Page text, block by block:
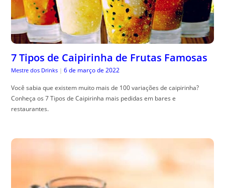
7 Tipos de Caipirinha de Frutas Famosas
Mestre dos Drinks | 6 de março de 2022
Você sabia que existem muito mais de 100 variações de caipirinha?
Conheça os 7 Tipos de Caipirinha mais pedidas em bares e
restaurantes.